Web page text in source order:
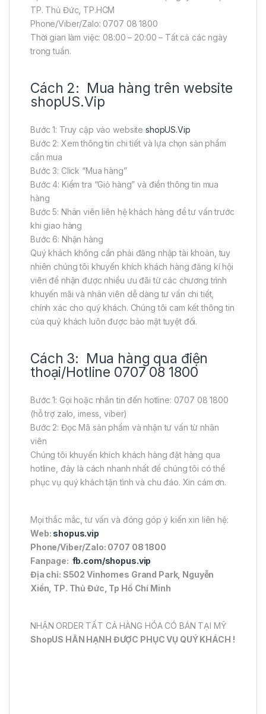
TP. Thủ Đức, TP.HCM
Phone/Viber/Zalo: 0707 08 1800
Thời gian làm việc: 08:00 – 20:00 – Tất cả các ngày
trong tuần.
Cách 2: Mua hàng trên website
shopUS.Vip
Bước 1: Truy cập vào website shopUS.Vip
Bước 2: Xem thông tin chi tiết và lựa chọn sản phẩm
cần mua
Bước 3: Click “Mua hàng”
Bước 4: Kiểm tra “Giỏ hàng” và điền thông tin mua
hàng
Bước 5: Nhân viên liên hệ khách hàng để tư vấn trước
khi giao hàng
Bước 6: Nhận hàng
Quý khách không cần phải đăng nhập tài khoản, tuy
nhiên chúng tôi khuyến khích khách hàng đăng kí hội
viên để nhận được nhiều ưu đãi từ các chương trình
khuyến mãi và nhân viên dễ dàng tư vấn chi tiết,
chính xác cho quý khách. Chúng tôi cam kết thông tin
của quý khách luôn được bảo mật tuyệt đối.
Cách 3: Mua hàng qua điện
thoại/Hotline 0707 08 1800
Bước 1: Gọi hoặc nhắn tin đến hotline: 0707 08 1800
(hỗ trợ zalo, imess, viber)
Bước 2: Đọc Mã sản phẩm và nhận tư vấn từ nhân
viên
Chúng tôi khuyến khích khách hàng đặt hàng qua
hotline, đây là cách nhanh nhất để chúng tôi có thể
phục vụ quý khách tận tình và chu đáo. Xin cám ơn.
Mọi thắc mắc, tư vấn và đóng góp ý kiến xin liên hệ:
Web: shopus.vip
Phone/Viber/Zalo: 0707 08 1800
Fanpage: fb.com/shopus.vip
Địa chỉ: S502 Vinhomes Grand Park, Nguyễn
Xiển, TP. Thủ Đức, Tp Hồ Chí Minh
NHẬN ORDER TẤT CẢ HÀNG HÓA CÓ BÁN TẠI MỸ
ShopUS HÂN HẠNH ĐƯỢC PHỤC VỤ QUÝ KHÁCH !